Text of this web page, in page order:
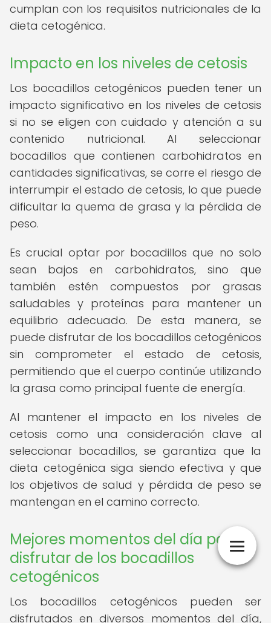
cumplan con los requisitos nutricionales de la
dieta cetogénica.
Impacto en los niveles de cetosis
Los bocadillos cetogénicos pueden tener un
impacto significativo en los niveles de cetosis
si no se eligen con cuidado y atención a su
contenido nutricional. Al seleccionar
bocadillos que contienen carbohidratos en
cantidades significativas, se corre el riesgo de
interrumpir el estado de cetosis, lo que puede
dificultar la quema de grasa y la pérdida de
peso.
Es crucial optar por bocadillos que no solo
sean bajos en carbohidratos, sino que
también estén compuestos por grasas
saludables y proteínas para mantener un
equilibrio adecuado. De esta manera, se
puede disfrutar de los bocadillos cetogénicos
sin comprometer el estado de cetosis,
permitiendo que el cuerpo continúe utilizando
la grasa como principal fuente de energía.
Al mantener el impacto en los niveles de
cetosis como una consideración clave al
seleccionar bocadillos, se garantiza que la
dieta cetogénica siga siendo efectiva y que
los objetivos de salud y pérdida de peso se
mantengan en el camino correcto.
Mejores momentos del día para
disfrutar de los bocadillos
cetogénicos
Los bocadillos cetogénicos pueden ser
disfrutados en diversos momentos del día,